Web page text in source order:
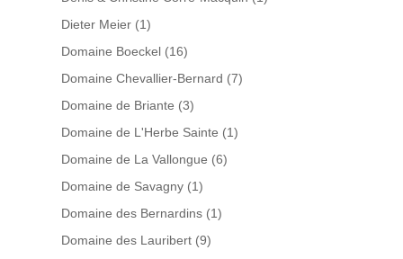
Dieter Meier(1)
Domaine Boeckel(16)
Domaine Chevallier-Bernard (7)
Domaine de Briante (3)
Domaine de L'Herbe Sainte (1)
Domaine de La Vallongue (6)
Domaine de Savagny(1)
Domaine des Bernardins(1)
Domaine des Lauribert(9)